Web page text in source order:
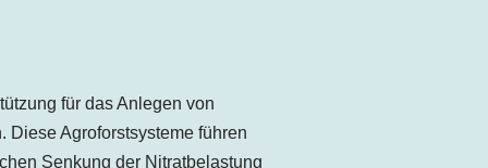
für das Anlegen von
Diese Agroforstsysteme führen
Senkung der Nitratbelastung